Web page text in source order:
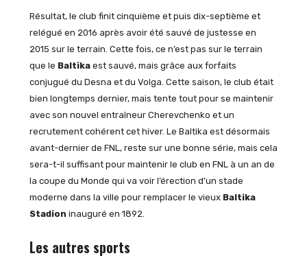
Résultat, le club finit cinquième et puis dix-septième et
relégué en 2016 après avoir été sauvé de justesse en
2015 sur le terrain. Cette fois, ce n’est pas sur le terrain
que le Baltikaest sauvé, mais grâce aux forfaits
conjugué du Desna et du Volga. Cette saison, le club était
bien longtemps dernier, mais tente tout pour se maintenir
avec son nouvel entraîneur Cherevchenko et un
recrutement cohérent cet hiver. Le Baltika est désormais
avant-dernier de FNL, reste sur une bonne série, mais cela
sera-t-il suffisant pour maintenir le club en FNL à un an de
la coupe du Monde qui va voir l’érection d’un stade
moderne dans la ville pour remplacer le vieux Baltika
Stadion inauguré en 1892.
Les autres sports